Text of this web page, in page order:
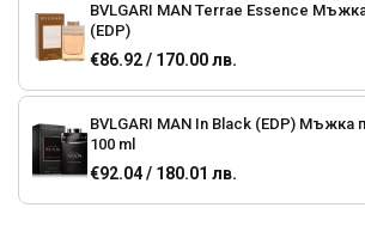
BVLGARI MAN Terrae Essence Мъжка парфюмна вода
(EDP)
€86.92 / 170.00 лв.
BVLGARI MAN In Black (EDP) Мъжка парфюмна вода -
100 ml
€92.04 / 180.01 лв.